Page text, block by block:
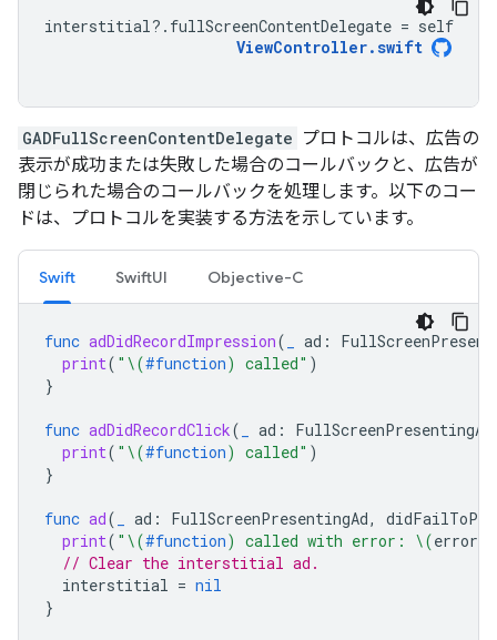
interstitial?. fullScreenContentDelegate = self
ViewController.swift
GADFullScreenContentDelegate プロトコルは、広告の
表示が成功または失敗した場合のコールバックと、広告が
閉じられた場合のコールバックを処理します。以下のコー
ドは、プロトコルを実装する方法を示しています。
Swift SwiftUI Objective-C
func adDidRecordImpression( ad :
print( " \(#function) called" )
}
func adDidRecordClick( ad : FullScreenPresentingAd
print( " \(#function) called" )
}
func ad( ad : FullScreenPresentingAd,
print( " \(#function) called with error: \(error
// Clear the interstitial ad.
interstitial = nil
}